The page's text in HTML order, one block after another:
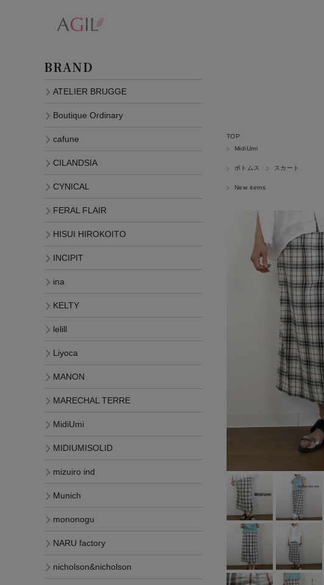
TOP
MidiUmi
ボトムス スカート
New items
BRAND
ATELIER BRUGGE
Boutique Ordinary
cafune
CILANDSIA
CYNICAL
FERAL FLAIR
HISUI HIROKOITO
INCIPIT
ina
KELTY
lelill
Liyoca
MANON
MARECHAL TERRE
MidiUmi
MIDIUMISOLID
mizuiro ind
Munich
mononogu
NARU factory
nicholson&nicholson